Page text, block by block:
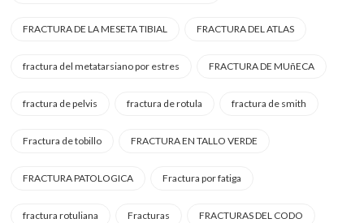
FRACTURA DE LA MESETA TIBIAL FRACTURA DEL ATLAS
fractura del metatarsiano por estres FRACTURA DE MUñECA
fractura de pelvis fractura de rotula fractura de smith
Fractura de tobillo FRACTURA EN TALLO VERDE
FRACTURA PATOLOGICA Fractura por fatiga
fractura rotuliana Fracturas FRACTURAS DEL CODO